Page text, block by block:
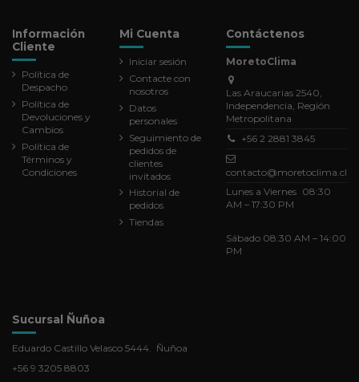
Información
Cliente
Política de
Despacho
Política de
Devoluciones y
Cambios
Política de
Términos y
Condiciones
Mi Cuenta
Iniciar sesión
Contacte con
nosotros
Datos
personales
Seguimiento de
pedidos de
clientes
invitados
Historial de
pedidos
Tiendas
Contáctenos
MoretoClima
Las Araucarias 2540,
Independencia, Región
Metropolitana
+56 2 2881 3845
contacto@moretoclima.cl
Lunes a Viernes 08:30
AM – 17:30 PM
Sábado 08:30 AM – 14:00
PM
Sucursal Ñuñoa
Eduardo Castillo Velasco 5444. Ñuñoa
+56 9 3205 8803